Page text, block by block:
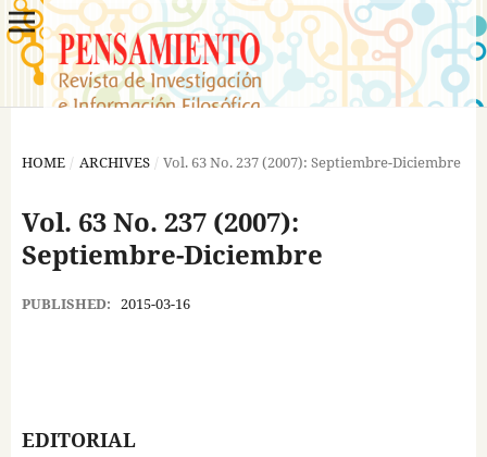
HOME / ARCHIVES / Vol. 63 No. 237 (2007): Septiembre-Diciembre
Vol. 63 No. 237 (2007):
Septiembre-Diciembre
PUBLISHED: 2015-03-16
EDITORIAL